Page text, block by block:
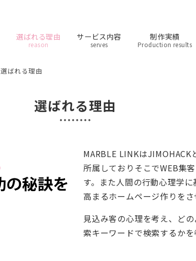
選ばれる理由
reason
サービス内容
serves
制作実績
Production results
選ばれる理由
選ばれる理由
MARBLE LINKはJIMOHACK
所属しておりそこでWEB集
す。また人間の行動心理学
高まるホームページ作りをさ
見込み客の心理を考え、ど
索キーワードで検索するかを